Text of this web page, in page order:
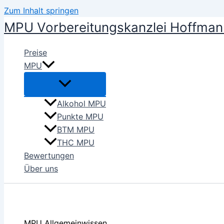
Zum Inhalt springen
MPU Vorbereitungskanzlei
Preise
MPU
Alkohol MPU
Punkte MPU
BTM MPU
THC MPU
Bewertungen
Über uns